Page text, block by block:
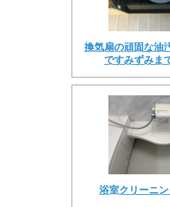
換気扇の頑固な油
ですみずみま
浴室クリーニ